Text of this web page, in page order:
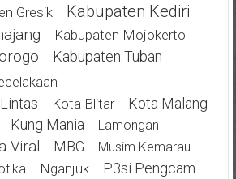
Gresik Kabupaten Kediri
Kabupaten Mojokerto
Kabupaten Tuban
Kota Blitar Kota Malang
Kung Mania Lamongan
Viral MBG
Musim Kemarau
Nganjuk
P3si Pengcam